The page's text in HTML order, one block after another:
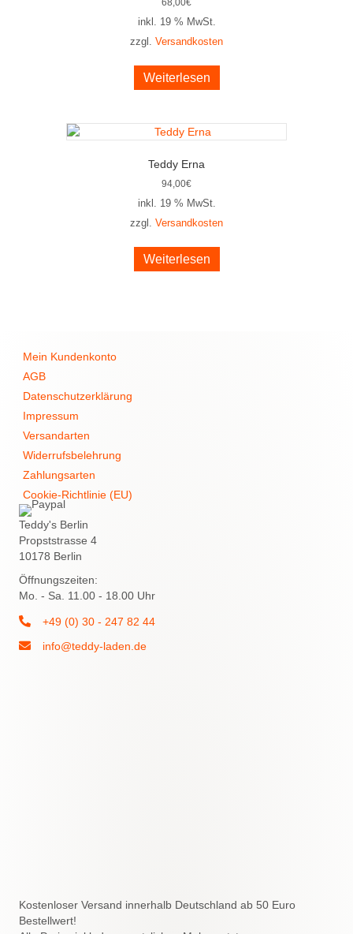
inkl. 19 % MwSt.
zzgl. Versandkosten
Weiterlesen
Teddy Erna
94,00€
inkl. 19 % MwSt.
zzgl. Versandkosten
Weiterlesen
Mein Kundenkonto
AGB
Datenschutzerklärung
Impressum
Versandarten
Widerrufsbelehrung
Zahlungsarten
Cookie-Richtlinie (EU)
Teddy's Berlin
Propststrasse 4
10178 Berlin
Öffnungszeiten:
Mo. - Sa. 11.00 - 18.00 Uhr
+49 (0) 30 - 247 82 44
info@teddy-laden.de
Kostenloser Versand innerhalb Deutschland ab 50 Euro
Bestellwert!